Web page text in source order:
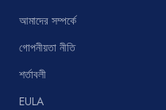
আমাদের সম্পর্কে
গোপনীয়তা নীতি
শর্তাবলী
EULA